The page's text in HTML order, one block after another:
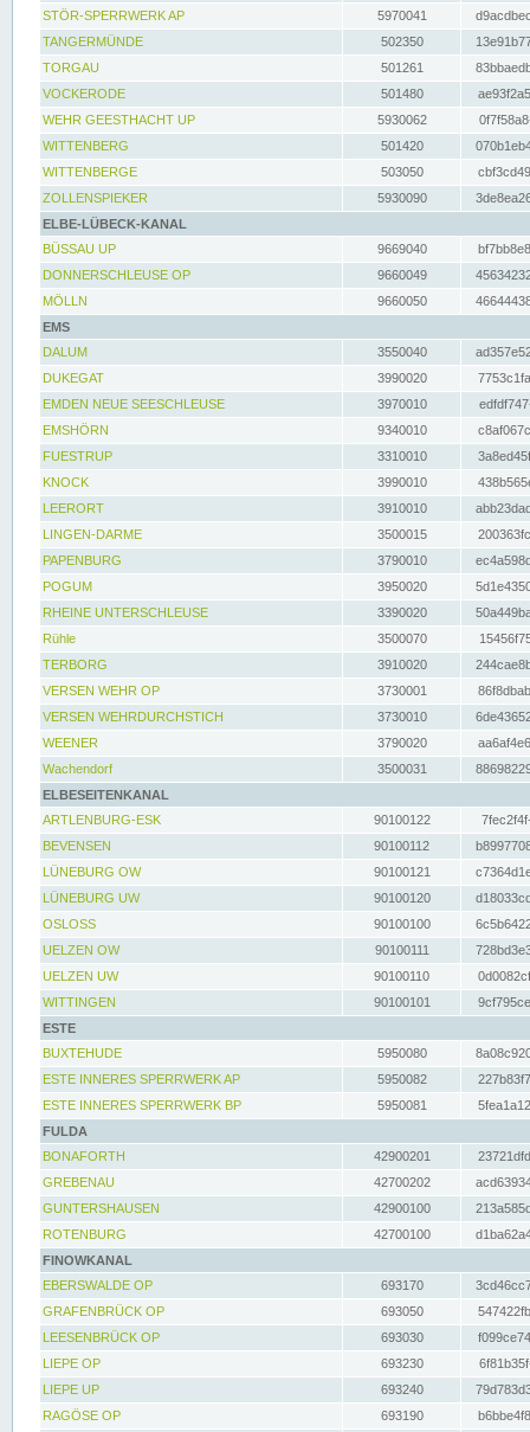
STÖR-SPERRWERK AP 5970041
TANGERMÜNDE
502350
TORGAU
501261
VOCKERODE
501480
WEHR GEESTHACHT UP
5930062
WITTENBERG
501420
WITTENBERGE
503050
ZOLLENSPIEKER
5930090
ELBE-LÜBECK-KANAL
BÜSSAU UP
9669040
DONNERSCHLEUSE OP
9660049
MÖLLN
9660050
EMS
DALUM
3550040
DUKEGAT
3990020
EMDEN NEUE SEESCHLEUSE
3970010
EMSHÖRN
9340010
FUESTRUP
3310010
KNOCK
3990010
LEERORT
3910010
LINGEN-DARME
3500015
PAPENBURG
3790010
POGUM
3950020
RHEINE UNTERSCHLEUSE
3390020
Rühle
3500070
TERBORG
3910020
VERSEN WEHR OP
3730001
VERSEN WEHRDURCHSTICH
3730010
WEENER
3790020
Wachendorf
3500031
ELBESEITENKANAL
ARTLENBURG-ESK
90100122
BEVENSEN
90100112
LÜNEBURG OW
90100121
LÜNEBURG UW
90100120
OSLOSS
90100100
UELZEN OW
90100111
UELZEN UW
90100110
WITTINGEN
90100101
ESTE
BUXTEHUDE
5950080
ESTE INNERES SPERRWERK AP
5950082
ESTE INNERES SPERRWERK BP
5950081
FULDA
BONAFORTH
42900201
GREBENAU
42700202
GUNTERSHAUSEN
42900100
ROTENBURG
42700100
FINOWKANAL
EBERSWALDE OP
693170
GRAFENBRÜCK OP
693050
LEESENBRÜCK OP
693030
LIEPE OP
693230
LIEPE UP
693240
RAGÖSE OP
693190